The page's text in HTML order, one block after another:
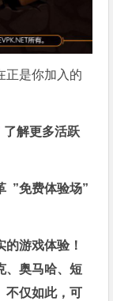
正是你加入的
了解更多活跃
”免费体验场”
游戏体验！
、奥马哈、短
不仅如此，可